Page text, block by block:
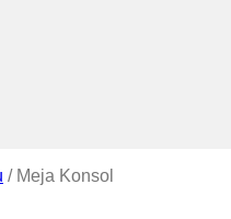
/Meja Konsol